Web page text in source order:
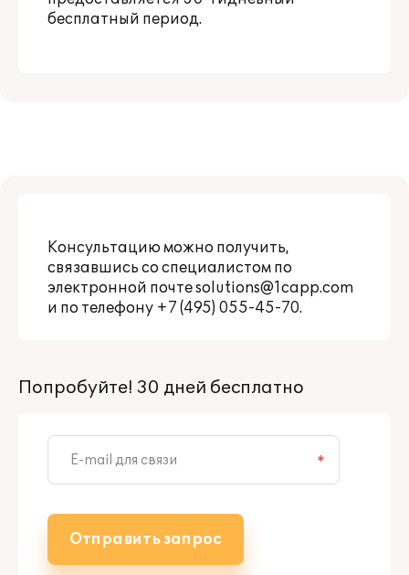
бесплатный период.
Консультацию можно получить,
связавшись со специалистом по
электронной почтеsolutions@1capp.com
и по телефону +7 (495) 055-45-70.
Попробуйте! 30 дней бесплатно
*
Отправить запрос